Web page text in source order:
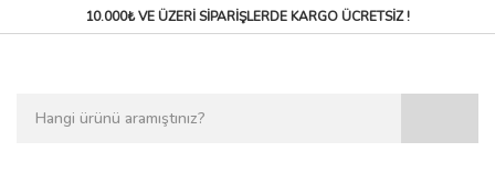
10.000₺ VE ÜZERİ SİPARİŞLERDEKARGO ÜCRETSİZ !